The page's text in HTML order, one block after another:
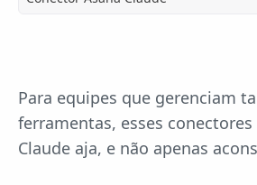
Para equipes que gerenciam
ferramentas, esses
Claude aja, e não apenas